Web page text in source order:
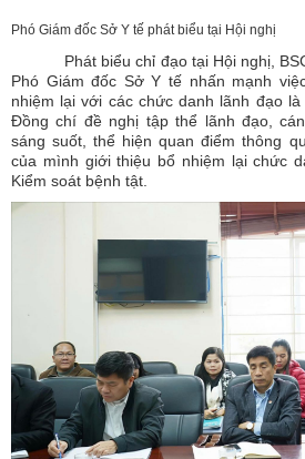
Phó Giám đốc Sở Y tế phát biểu tại Hội nghị
Phát biểu chỉ đạo tại Hội nghị,
Phó Giám đốc Sở Y tế nhấn mạnh
nhiệm lại với các chức danh lãnh đạo là
Đồng chí đề nghị tập thể lãnh đạo,
sáng suốt, thể hiện quan điểm thông
của mình giới thiệu bổ nhiệm lại chức
Kiểm soát bệnh tật.